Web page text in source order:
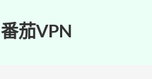
番茄VPN